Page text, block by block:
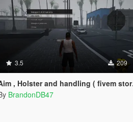
3.5 209
, Holster and handling ( fivem story mode )
BrandonDB47